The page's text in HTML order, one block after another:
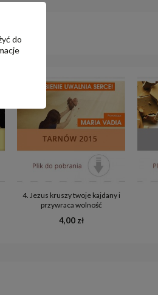
4. Jezus kruszy twoje kajdany i
przywraca wolność
4,00 zł
do